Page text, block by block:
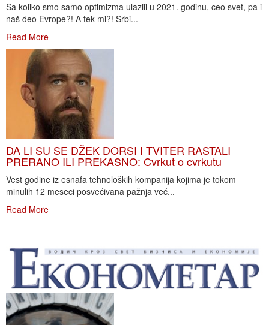
Sa koliko smo samo optimizma ulazili u 2021. godinu, ceo svet, pa i
naš deo Evrope?! A tek mi?! Srbi...
Read More
DA LI SU SE DŽEK DORSI I TVITER RASTALI
PRERANO ILI PREKASNO: Cvrkut o cvrkutu
Vest godine iz esnafa tehnoloških kompanija kojima je tokom
minulih 12 meseci posvećivana pažnja već...
Read More